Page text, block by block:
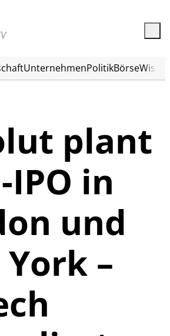
UnternehmenPolitikBörse
plant
IPO in
und
–